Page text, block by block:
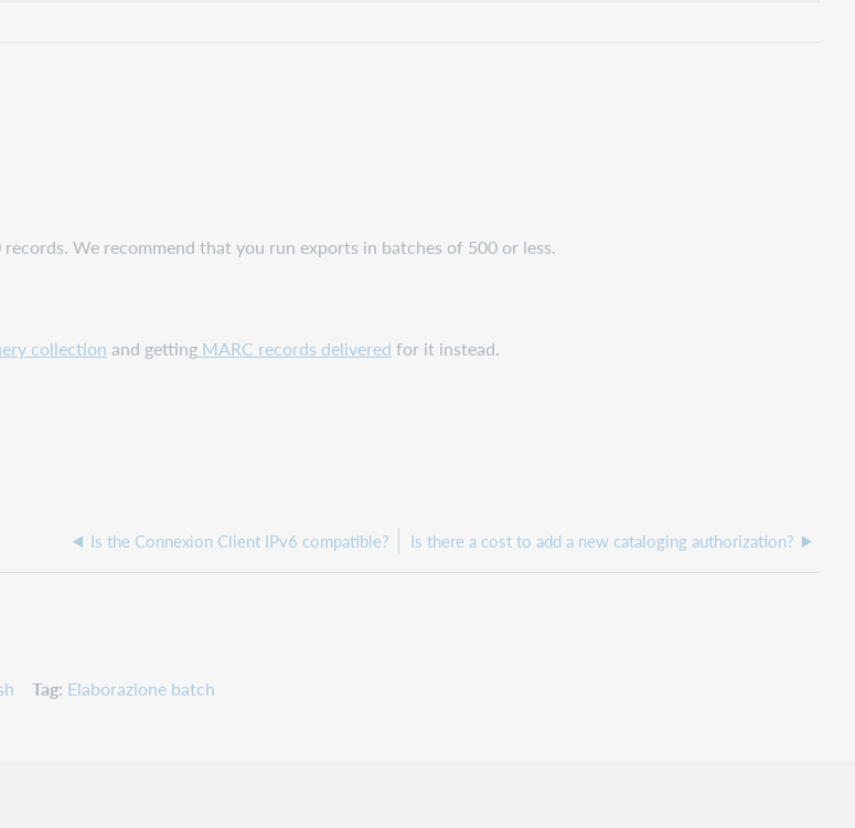
We recommend that you run exports in batches of 500 or less.
collection and getting MARC records delivered for it instead.
Is the Connexion Client IPv6 compatible? Is there a cost to add a new cataloging authorization?
Tag Elaborazione batch